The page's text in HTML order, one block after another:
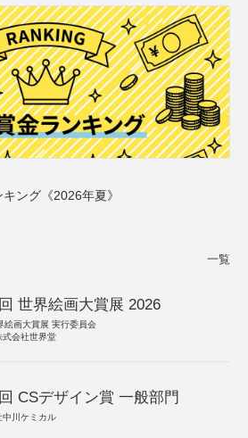
ング《2026年夏》
一覧
世界絵画大賞展 2026
絵画大賞展 実行委員会
式会社世界堂
CSデザイン賞 一般部門
中川ケミカル